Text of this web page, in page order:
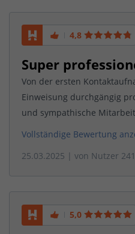
4,8
Super
Von der ersten
Einweisung durchgängig
und sympathische
Vollständige Bewertung
25.03.2025 | von Nutzer
5,0